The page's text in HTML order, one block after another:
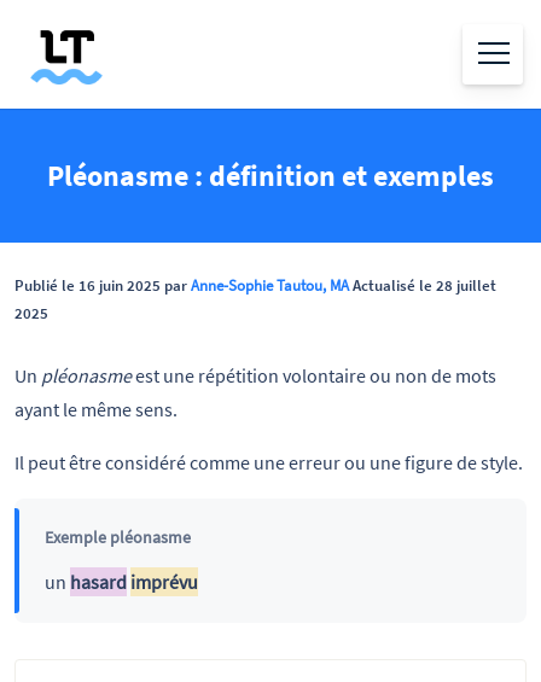
Pléonasme : définition et exemples
Publié le 16 juin 2025 parAnne-Sophie Tautou, MAActualisé le 28 juillet
2025
Un pléonasmeest une répétition volontaire ou non de mots
ayant le même sens.
Il peut être considéré comme une erreur ou une figure de style.
Exemple pléonasme
un hasard imprévu